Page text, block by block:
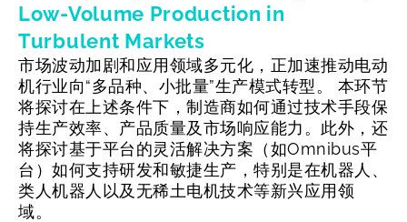
Low-Volume Production in
Turbulent Markets
市场波动加剧和应用领域多元化，正加速推动电动
机行业向“多品种、小批量”生产模式转型。 本环节
将探讨在上述条件下，制造商如何通过技术手段保
持生产效率、产品质量及市场响应能力。此外，还
将探讨基于平台的灵活解决方案（如Omnibus平
台）如何支持研发和敏捷生产，特别是在机器人、
类人机器人以及无稀土电机技术等新兴应用领
域。